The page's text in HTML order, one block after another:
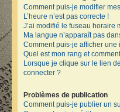
Comment puis-je modifier
L’heure n’est pas correcte !
J’ai modifié le fuseau horaire
Ma langue n’apparaît pas
Comment puis-je afficher une
Quel est mon rang et
Lorsque je clique sur le lien
connecter ?
Problèmes de publication
Comment puis-je publier un